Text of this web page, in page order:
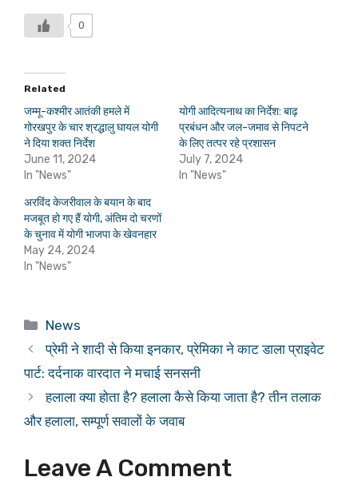
0
Related
जम्मू-कश्मीर आतंकी हमले में
गोरखपुर के चार श्रद्धालु घायल योगी
ने दिया शक्त निर्देश
June 11, 2024
In "News"
योगी आदित्यनाथ का निर्देश: बाढ़
प्रबंधन और जल-जमाव से निपटने
के लिए तत्पर रहे प्रशासन
July 7, 2024
In "News"
अरविंद केजरीवाल के बयान के बाद
मजबूत हो गए हैं योगी, अंतिम दो चरणों
के चुनाव में योगी भाजपा के खेवनहार
May 24, 2024
In "News"
Categories
News
प्रेमी ने शादी से किया इनकार, प्रेमिका ने काट डाला प्राइवेट
पार्ट: दर्दनाक वारदात ने मचाई सनसनी
हलाला क्या होता है? हलाला कैसे किया जाता है? तीन तलाक
और हलाला, सम्पूर्ण सवालों के जवाब
Leave A Comment